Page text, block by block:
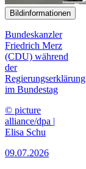
Bildinformationen
Bundeskanzler
Friedrich Merz
(CDU) während
der
Regierungserklärung
im Bundestag
© picture
alliance/dpa |
Elisa Schu
09.07.2026